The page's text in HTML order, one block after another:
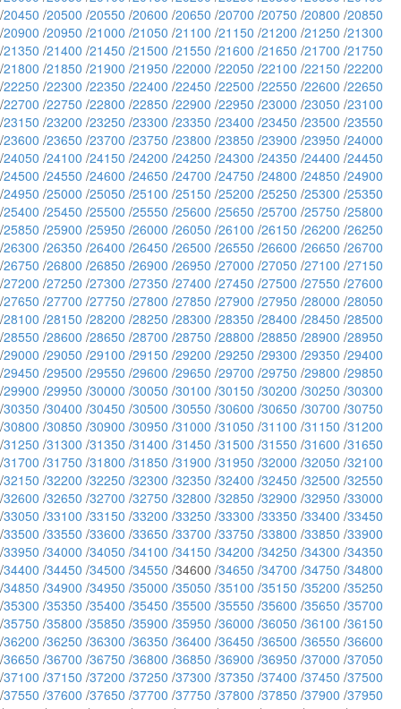
/20450 /20500 /20550 /20600 /20650 /20700 /20750 /20800 /20850
/20900 /20950 /21000 /21050 /21100 /21150 /21200 /21250 /21300
/21350 /21400 /21450 /21500 /21550 /21600 /21650 /21700 /21750
/21800 /21850 /21900 /21950 /22000 /22050 /22100 /22150 /22200
/22250 /22300 /22350 /22400 /22450 /22500 /22550 /22600 /22650
/22700 /22750 /22800 /22850 /22900 /22950 /23000 /23050 /23100
/23150 /23200 /23250 /23300 /23350 /23400 /23450 /23500 /23550
/23600 /23650 /23700 /23750 /23800 /23850 /23900 /23950 /24000
/24050 /24100 /24150 /24200 /24250 /24300 /24350 /24400 /24450
/24500 /24550 /24600 /24650 /24700 /24750 /24800 /24850 /24900
/24950 /25000 /25050 /25100 /25150 /25200 /25250 /25300 /25350
/25400 /25450 /25500 /25550 /25600 /25650 /25700 /25750 /25800
/25850 /25900 /25950 /26000 /26050 /26100 /26150 /26200 /26250
/26300 /26350 /26400 /26450 /26500 /26550 /26600 /26650 /26700
/26750 /26800 /26850 /26900 /26950 /27000 /27050 /27100 /27150
/27200 /27250 /27300 /27350 /27400 /27450 /27500 /27550 /27600
/27650 /27700 /27750 /27800 /27850 /27900 /27950 /28000 /28050
/28100 /28150 /28200 /28250 /28300 /28350 /28400 /28450 /28500
/28550 /28600 /28650 /28700 /28750 /28800 /28850 /28900 /28950
/29000 /29050 /29100 /29150 /29200 /29250 /29300 /29350 /29400
/29450 /29500 /29550 /29600 /29650 /29700 /29750 /29800 /29850
/29900 /29950 /30000 /30050 /30100 /30150 /30200 /30250 /30300
/30350 /30400 /30450 /30500 /30550 /30600 /30650 /30700 /30750
/30800 /30850 /30900 /30950 /31000 /31050 /31100 /31150 /31200
/31250 /31300 /31350 /31400 /31450 /31500 /31550 /31600 /31650
/31700 /31750 /31800 /31850 /31900 /31950 /32000 /32050 /32100
/32150 /32200 /32250 /32300 /32350 /32400 /32450 /32500 /32550
/32600 /32650 /32700 /32750 /32800 /32850 /32900 /32950 /33000
/33050 /33100 /33150 /33200 /33250 /33300 /33350 /33400 /33450
/33500 /33550 /33600 /33650 /33700 /33750 /33800 /33850 /33900
/33950 /34000 /34050 /34100 /34150 /34200 /34250 /34300 /34350
/34400 /34450 /34500 /34550 /34600 /34650 /34700 /34750 /34800
/34850 /34900 /34950 /35000 /35050 /35100 /35150 /35200 /35250
/35300 /35350 /35400 /35450 /35500 /35550 /35600 /35650 /35700
/35750 /35800 /35850 /35900 /35950 /36000 /36050 /36100 /36150
/36200 /36250 /36300 /36350 /36400 /36450 /36500 /36550 /36600
/36650 /36700 /36750 /36800 /36850 /36900 /36950 /37000 /37050
/37100 /37150 /37200 /37250 /37300 /37350 /37400 /37450 /37500
/37550 /37600 /37650 /37700 /37750 /37800 /37850 /37900 /37950